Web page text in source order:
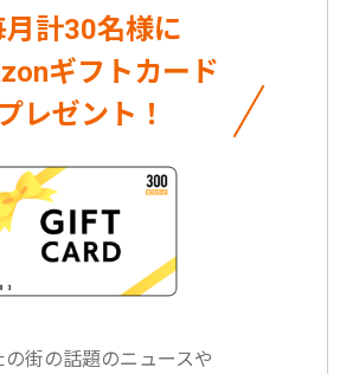
月計30名様に
ギフトカード
レゼント！
の街の話題のニュースや